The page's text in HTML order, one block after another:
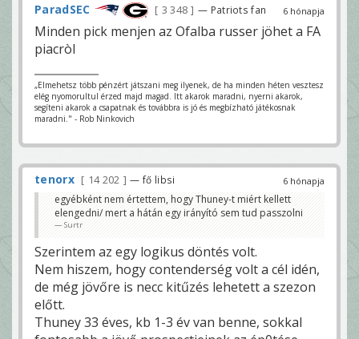
6 hónapja
ParadSEC 3 348 — Patriots fan
Minden pick menjen az Ofalba russer jöhet a FA
piacròl
„Elmehetsz több pénzért játszani meg ilyenek, de ha minden héten vesztesz
elég nyomorultul érzed majd magad. Itt akarok maradni, nyerni akarok,
segíteni akarok a csapatnak és továbbra is jó és megbízható játékosnak
maradni." - Rob Ninkovich
6 hónapja
tenorx 14 202 — fő libsi
egyébként nem értettem, hogy Thuney-t miért kellett
elengedni/ mert a hátán egy irányító sem tud passzolni
Surtr
Szerintem az egy logikus döntés volt.
Nem hiszem, hogy contenderség volt a cél idén,
de még jövőre is necc kitűzés lehetett a szezon
előtt.
Thuney 33 éves, kb 1-3 év van benne, sokkal